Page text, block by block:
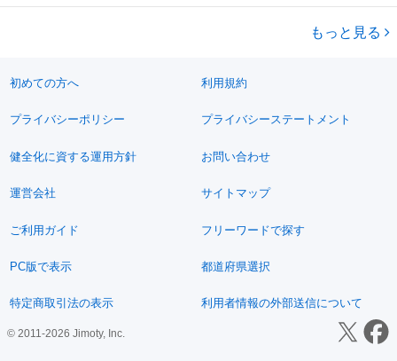
ておりますのでご覧下さい⬇️経験者のみの募集となります。 【業務内
容】 家庭用空調機の修理 業務委託となります 【勤務地】 高知県室戸
もっと見る
初めての方へ 利用規約
プライバシーポリシー プライバシーステートメント
健全化に資する運用方針 お問い合わせ
運営会社 サイトマップ
ご利用ガイド フリーワードで探す
PC版で表示 都道府県選択
特定商取引法の表示 利用者情報の外部送信について
© 2011-2026 Jimoty, Inc.